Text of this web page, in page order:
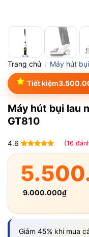
Trang chủ / Máy hút bụi
Tiết kiệm
Máy hút bụi lau
GT810
4.6
4.6trên 5
dựa trên
16
đánh giá
(16
9.000.000₫
Giảm 45% khi mua